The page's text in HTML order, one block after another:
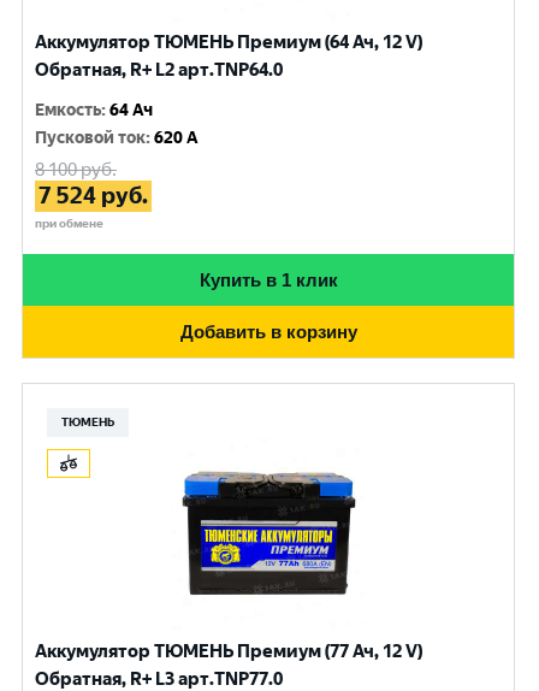
Аккумулятор ТЮМЕНЬ Премиум (64 Ач, 12 V)
Обратная, R+ L2 арт.TNP64.0
Емкость:64 Ач
Пусковой ток:620 A
8 100руб.
7 524 руб.
при обмене
Купить в 1 клик
Добавить в корзину
ТЮМЕНЬ
Аккумулятор ТЮМЕНЬ Премиум (77 Ач, 12 V)
Обратная, R+ L3 арт.TNP77.0